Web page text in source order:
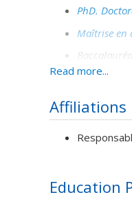
PhD.
Maîtrise en
doctorat en
commerciaux et
médias
Read more...
Affiliations
Education